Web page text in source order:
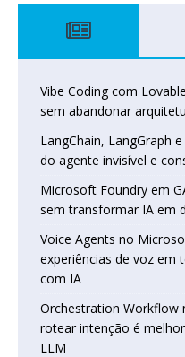
Vibe Coding com
sem abandonar
LangChain, LangGraph
do agente invisível e
Microsoft Foundry em
sem transformar IA em
Voice Agents no
experiências de voz em
com IA
Orchestration Workflow
rotear intenção é
LLM